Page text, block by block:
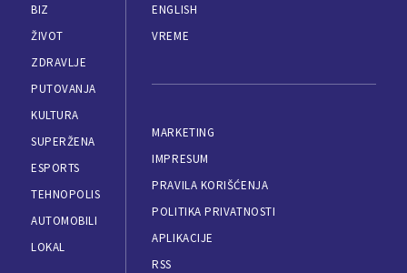
BIZ
ŽIVOT
ZDRAVLJE
PUTOVANJA
KULTURA
SUPERŽENA
ESPORTS
TEHNOPOLIS
AUTOMOBILI
LOKAL
ENGLISH
VREME
MARKETING
IMPRESUM
PRAVILA KORIŠĆENJA
POLITIKA PRIVATNOSTI
APLIKACIJE
RSS